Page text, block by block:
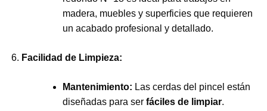
madera, muebles y superficies que requieren
un acabado profesional y detallado.
Facilidad de Limpieza:
Mantenimiento: Las cerdas del pincel están
diseñadas para ser fáciles de limpiar.